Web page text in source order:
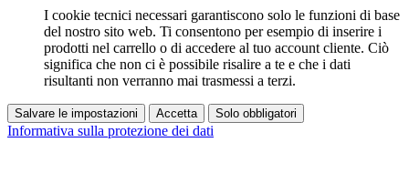
I cookie tecnici necessari garantiscono solo le funzioni di base
del nostro sito web. Ti consentono per esempio di inserire i
prodotti nel carrello o di accedere al tuo account cliente. Ciò
significa che non ci è possibile risalire a te e che i dati
risultanti non verranno mai trasmessi a terzi.
Salvare le impostazioni Accetta Solo obbligatori
Informativa sulla protezione dei dati